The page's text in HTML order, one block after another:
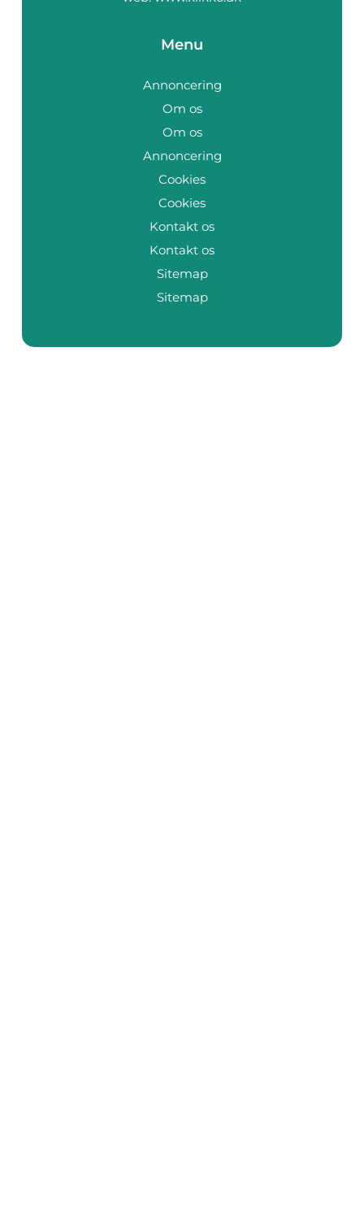
Menu
Annoncering
Om os
Om os
Annoncering
Cookies
Cookies
Kontakt os
Kontakt os
Sitemap
Sitemap